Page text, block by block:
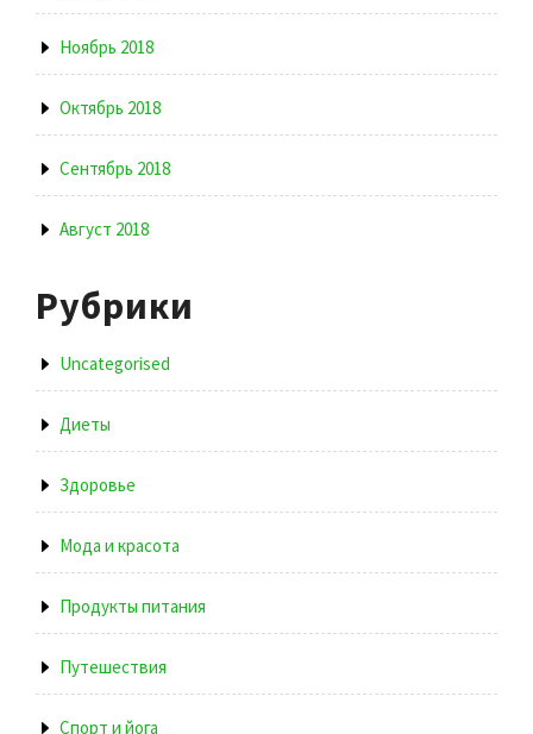
Ноябрь 2018
Октябрь 2018
Сентябрь 2018
Август 2018
Рубрики
Uncategorised
Диеты
Здоровье
Мода и красота
Продукты питания
Путешествия
Спорт и йога